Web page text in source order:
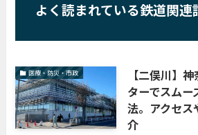
よく読まれている鉄道関連
医療・防災・市政
【二俣川】
ターでスムー
法。アクセス
介